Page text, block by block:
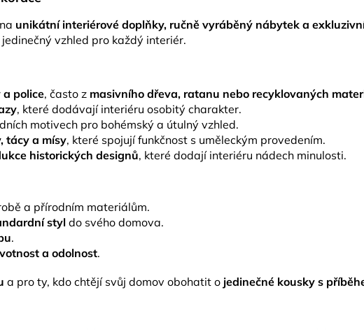
unikátní interiérové doplňky, ručně vyráběný nábytek a
vzhled pro každý interiér.
a police, často z masivního dřeva, ratanu nebo recyklovaných
, které dodávají interiéru osobitý charakter.
motivech pro bohémský a útulný vzhled.
tácy a mísy, které spojují funkčnost s uměleckým provedením.
historických designů, které dodají interiéru nádech minulosti.
a přírodním materiálům.
styldo svého domova.
.
a odolnost.
a pro ty, kdo chtějí svůj domov obohatit o jedinečné kousky s